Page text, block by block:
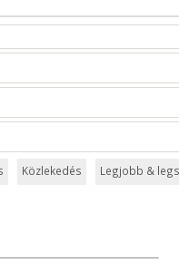
Közlekedés Legjobb &